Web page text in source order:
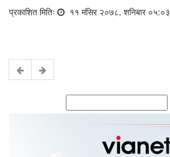
प्रकाशित मितिः ११ मंसिर २०७८, शनिबार ०५:०३
for: